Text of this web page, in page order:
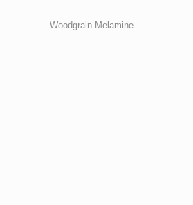
Woodgrain Melamine